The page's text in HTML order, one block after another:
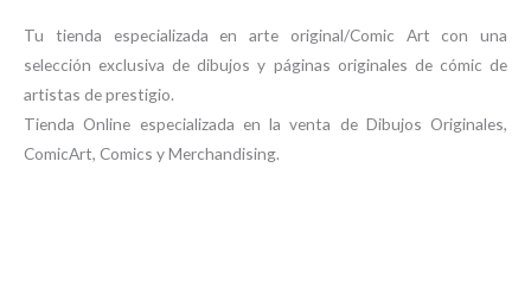
Tu tienda especializada en arte original/Comic Art con una
selección exclusiva de dibujos y páginas originales de cómic de
artistas de prestigio.
Tienda Online especializada en la venta de Dibujos Originales,
ComicArt, Comics y Merchandising.